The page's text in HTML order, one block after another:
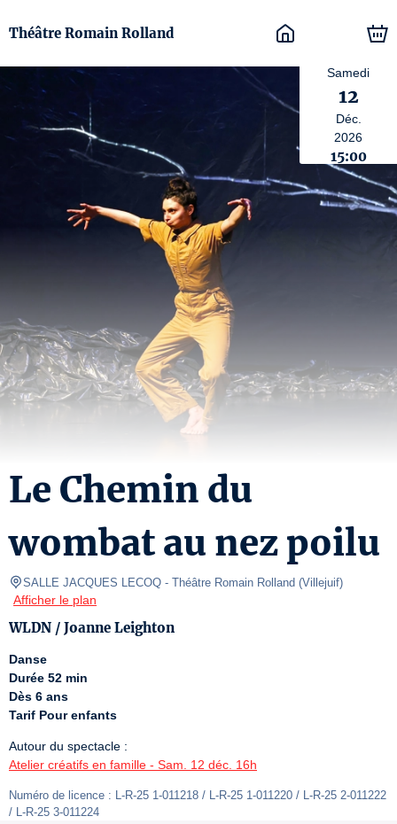
Théâtre Romain Rolland
Samedi
12
Déc.
2026
15:00
Le Chemin du
wombat au nez poilu
SALLE JACQUES LECOQ - Théâtre Romain Rolland (Villejuif)
Afficher le plan
WLDN / Joanne Leighton
Danse
Durée 52 min
Dès 6 ans
Tarif Pour enfants
Atelier créatifs en famille - Sam. 12 déc. 16h
Numéro de licence : L-R-25 1-011218 / L-R-25 1-011220 / L-R-25 2-011222
/ L-R-25 3-011224